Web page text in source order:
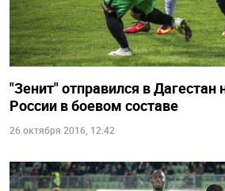
"Зенит" отправился в Дагестан
России в боевом составе
26 октября 2016, 12:42